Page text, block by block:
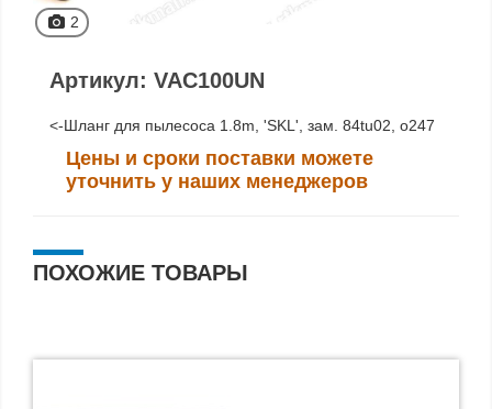
2
Артикул: VAC100UN
<-Шланг для пылесоса 1.8m, 'SKL', зам. 84tu02, o247
Цены и сроки поставки можете
уточнить у наших менеджеров
ПОХОЖИЕ ТОВАРЫ